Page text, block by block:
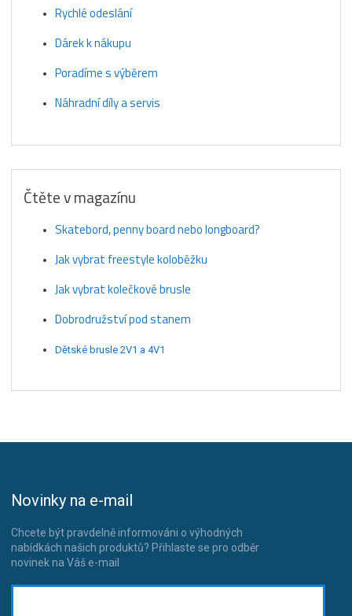
Rychlé odeslání
Dárek k nákupu
Poradíme s výběrem
Náhradní díly a servis
Čtěte v magazínu
Skatebord, penny board nebo longboard?
Jak vybrat freestyle koloběžku
Jak vybrat kolečkové brusle
Dobrodružství pod stanem
Dětské brusle 2V1 a 4V1
Novinky na e-mail
Chcete být pravdelně informováni o výhodných
nabídkách našich produktů? Přihlaste se pro odběr
novinek na Váš e-mail